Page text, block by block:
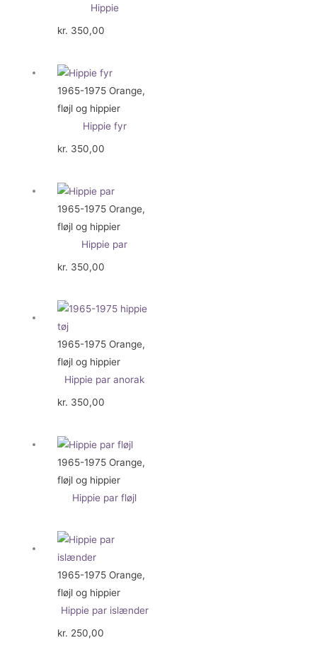
Hippie
kr. 350,00
1965-1975 Orange,
fløjl og hippier
Hippie fyr
kr. 350,00
1965-1975 Orange,
fløjl og hippier
Hippie par
kr. 350,00
1965-1975 Orange,
fløjl og hippier
Hippie par anorak
kr. 350,00
1965-1975 Orange,
fløjl og hippier
Hippie par fløjl
1965-1975 Orange,
fløjl og hippier
Hippie par islænder
kr. 250,00